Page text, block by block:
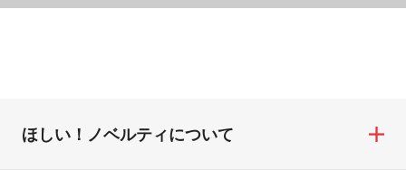
ほしい！ノベルティについて